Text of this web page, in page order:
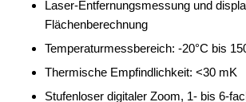
Laser-Entfernungsmessung und
Flächenberechnung
Temperaturmessbereich: -20°C bis
Thermische Empfindlichkeit: <30 mK
Stufenloser digitaler Zoom, 1- bis 6-